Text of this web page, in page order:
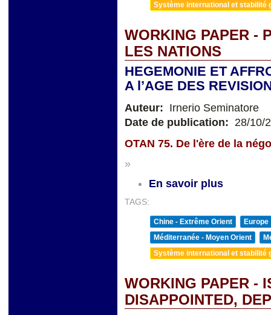
Système international et stabilité
WORKING PAPER -
LES NATIONS
HEGEMONIE ET
A l’AGE DES
Auteur: Irnerio Seminatore
Date de publication: 28/10/
OTAN 75. De l'ère de la
»
En savoir plus
TAGS:
Chine - Extrême Orient
Europe
Méditerranée - Moyen Orient
Système international et stabilité
WORKING PAPER -
DISAPPOINTED,